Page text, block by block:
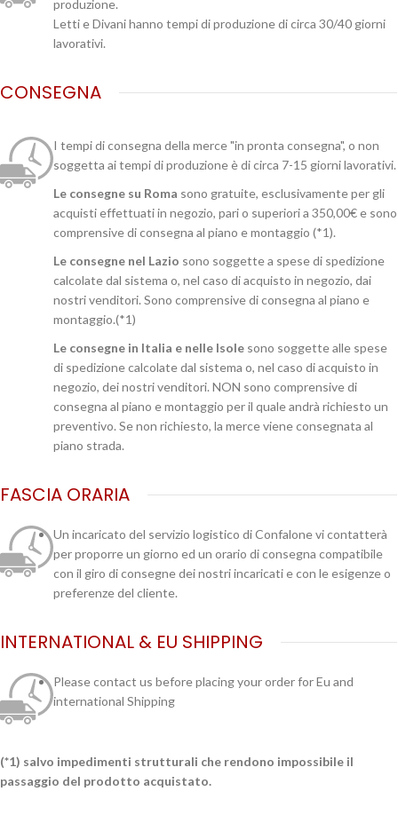
produzione.
Letti e Divani hanno tempi di produzione di circa 30/40 giorni
lavorativi.
CONSEGNA
I tempi di consegna della merce "in pronta consegna", o non
soggetta ai tempi di produzione è di circa 7-15 giorni lavorativi.
Le consegne su Roma sono gratuite, esclusivamente per gli
acquisti effettuati in negozio, pari o superiori a 350,00€ e sono
comprensive di consegna al piano e montaggio (*1).
Le consegne nel Lazio sono soggette a spese di spedizione
calcolate dal sistema o, nel caso di acquisto in negozio, dai
nostri venditori. Sono comprensive di consegna al piano e
montaggio.(*1)
Le consegne in Italia e nelle Isole sono soggette alle spese
di spedizione calcolate dal sistema o, nel caso di acquisto in
negozio, dei nostri venditori. NON sono comprensive di
consegna al piano e montaggio per il quale andrà richiesto un
preventivo. Se non richiesto, la merce viene consegnata al
piano strada.
FASCIA ORARIA
Un incaricato del servizio logistico di Confalone vi contatterà
per proporre un giorno ed un orario di consegna compatibile
con il giro di consegne dei nostri incaricati e con le esigenze o
preferenze del cliente.
INTERNATIONAL & EU SHIPPING
Please contact us before placing your order for Eu and
international Shipping
(*1) salvo impedimenti strutturali che rendono impossibile il
passaggio del prodotto acquistato.